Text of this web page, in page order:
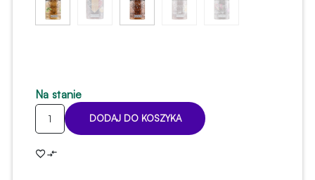
Na stanie
ilość
Kamyczki
Smoke
DODAJ DO KOSZYKA